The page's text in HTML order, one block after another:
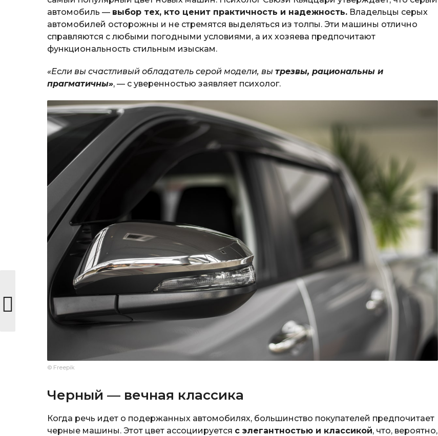
автомобиль — выбор тех, кто ценит практичность и надежность. Владельцы серых
автомобилей осторожны и не стремятся выделяться из толпы. Эти машины отлично
справляются с любыми погодными условиями, а их хозяева предпочитают
функциональность стильным изыскам.
«Если вы счастливый обладатель серой модели, вы трезвы, рациональны и
прагматичны», — с уверенностью заявляет психолог.
© Freepik
Черный — вечная классика
Когда речь идет о подержанных автомобилях, большинство покупателей предпочитает
черные машины. Этот цвет ассоциируется с элегантностью и классикой, что, вероятно,